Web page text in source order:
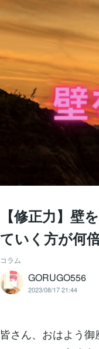
【修正力】壁
ていく方が何
コラム
GORUGO556
2023/08/17 21:44
皆さん、おはよう御